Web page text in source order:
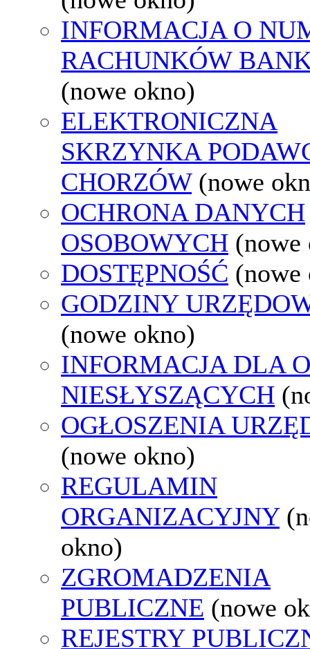
INFORMACJA O
RACHUNKÓW
(nowe okno)
ELEKTRONICZNA
SKRZYNKA
CHORZÓW (nowe
OCHRONA DANYCH
OSOBOWYCH (nowe
DOSTĘPNOŚĆ (nowe
GODZINY
(nowe okno)
INFORMACJA DLA
NIESŁYSZĄCYCH
OGŁOSZENIA
(nowe okno)
REGULAMIN
ORGANIZACYJNY
okno)
ZGROMADZENIA
PUBLICZNE (nowe
REJESTRY